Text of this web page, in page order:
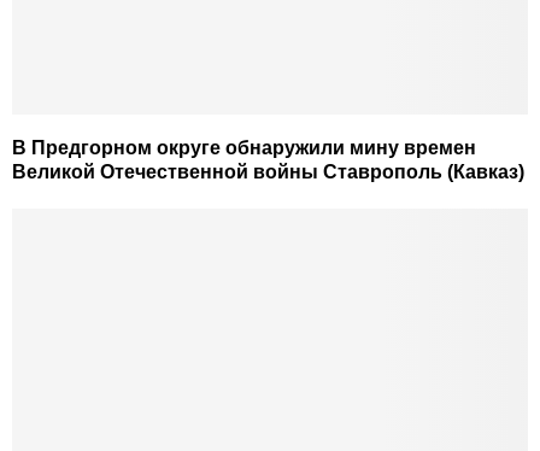
В Предгорном округе обнаружили мину времен
Великой Отечественной войны Ставрополь (Кавказ)